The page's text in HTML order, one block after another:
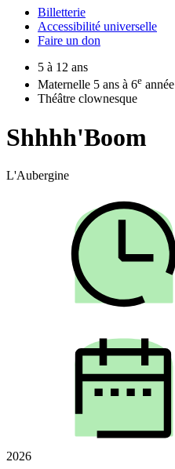
Billetterie
Accessibilité universelle
Faire un don
5 à 12 ans
Maternelle 5 ans à 6e année
Théâtre clownesque
Shhhh'Boom
L'Aubergine
2026